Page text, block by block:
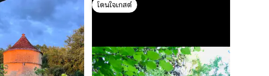
โดนใจเกสต์
โดนใจเกสต์